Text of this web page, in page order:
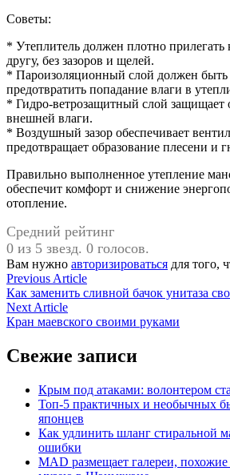
Советы:
* Утеплитель должен плотно прилегать
другу, без зазоров и щелей.
* Пароизоляционный слой должен
предотвратить попадание влаги в
* Гидро-ветрозащитный слой защищает
внешней влаги.
* Воздушный зазор обеспечивает
предотвращает образование плесени и
Правильно выполненное утепление
обеспечит комфорт и снижение
отопление.
Средний рейтинг
0 из 5 звезд. 0 голосов.
Вам нужно авторизироваться для того,
Навигация
по
записям
Previous ArticlePrevious
article:
Как заменить сливной бачок унитаза
Next ArticleNext
article:
Кран маевского своими руками
Свежие записи
Крым под атаками: волонтером
Топ-5 практичных и необычных
японцев
Как удлинить шланг стиральной
ошибки
MAD размещает галереи,